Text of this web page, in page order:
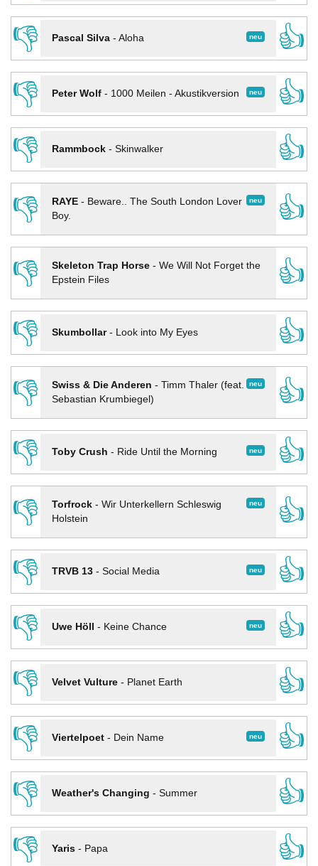
👎
neu
Pascal Silva- Aloha
👍
👎
neu
Peter Wolf- 1000 Meilen - Akustikversion
👍
👎
Rammbock- Skinwalker
👍
👎
neu
RAYE- Beware.. The South London Lover
Boy.
👍
👎 Skeleton Trap Horse- We Will Not Forget the
Epstein Files
👍
👎
Skumbollar- Look into My Eyes
👍
👎
neu
Swiss & Die Anderen - Timm Thaler (feat.
Sebastian Krumbiegel)
👍
👎
neu
Toby Crush - Ride Until the Morning
👍
👎
neu
Torfrock- Wir Unterkellern Schleswig
Holstein
👍
👎
neu
TRVB 13- Social Media
👍
👎
neu
Uwe Höll - Keine Chance
👍
👎
Velvet Vulture- Planet Earth
👍
👎
neu
Viertelpoet- Dein Name
👍
👎
Weather's Changing - Summer
👍
👎
Yaris- Papa 👍